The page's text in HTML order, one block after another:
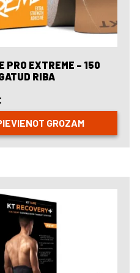
PRO EXTREME – 150
RIBA
GROZAM